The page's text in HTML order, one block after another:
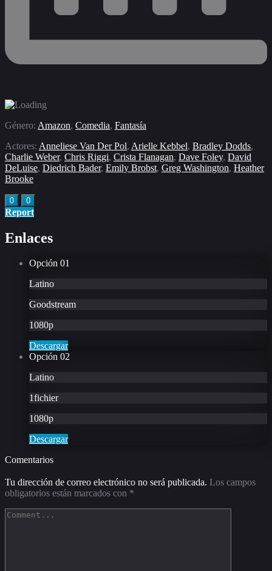
Género: Amazon, Comedia, Fantasía
Actores: Anneliese Van Der Pol, Arielle Kebbel, Bradley Dodds,
Charlie Weber, Chris Riggi, Crista Flanagan, Dave Foley, David
DeLuise, Diedrich Bader, Emily Brobst, Greg Washington, Heather
Brooke
0 0
Report
Enlaces
Opción 01
Latino
Goodstream
1080p
Descargar
Opción 02
Latino
1fichier
1080p
Descargar
Comentarios
Tu dirección de correo electrónico no será publicada. Los campos
obligatorios están marcados con *